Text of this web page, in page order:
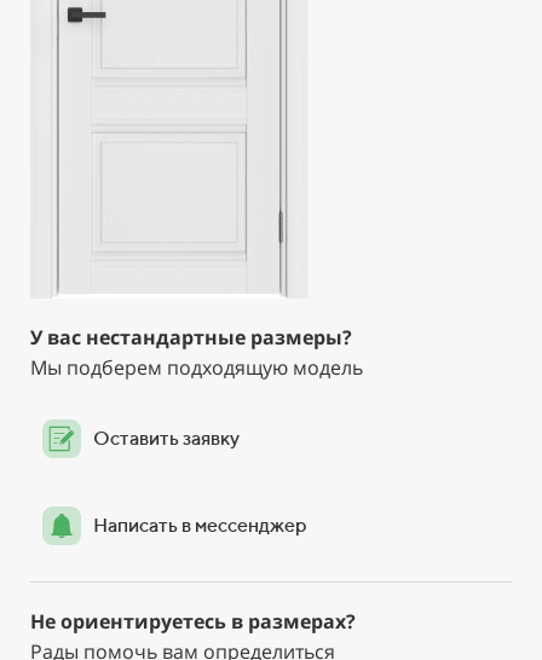
У вас нестандартные размеры?
Мы подберем подходящую модель
Оставить заявку
Написать в мессенджер
Не ориентируетесь в размерах?
Рады помочь вам определиться